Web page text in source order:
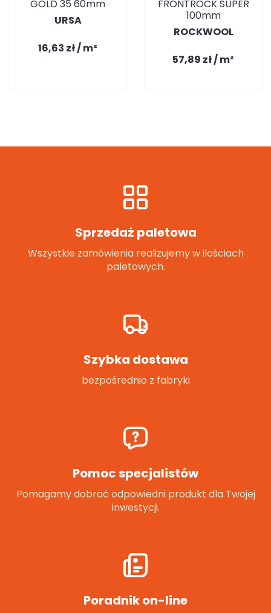
GOLD 35 60mm
URSA
16,63 zł / m²
FRONTROCK SUPER
100mm
ROCKWOOL
57,89 zł / m²
Sprzedaż paletowa
Wszystkie zamówienia realizujemy w ilościach
paletowych.
Szybka dostawa
bezpośrednio z fabryki
Pomoc specjalistów
Pomagamy dobrać odpowiedni produkt dla Twojej
inwestycji.
Poradnik on-line